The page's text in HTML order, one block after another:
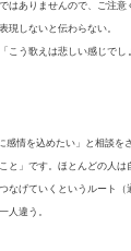
13日 15周年
2021年 発表会を
発表会に向け 生
津軽三味線 三下
はありませんので、ご注意
現しないと伝わらない。
こう歌えは悲しい感じで
情を込めたい」と相談を
と」です。ほとんどの人
なげていくというルート（
人違う。